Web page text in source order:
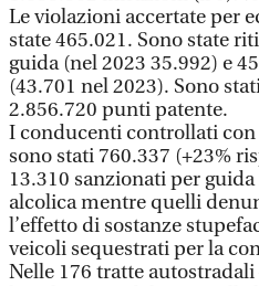
Le violazioni accertate per
state 465.021. Sono state
guida (nel 2023 35.992) e
(43.701 nel 2023). Sono
2.856.720 punti patente.
I conducenti controllati
sono stati 760.337 (+23%
13.310 sanzionati per
alcolica mentre quelli
l’effetto di sostanze
veicoli sequestrati per la
Nelle 176 tratte